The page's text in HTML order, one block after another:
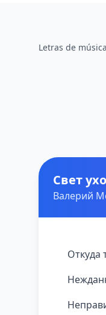
Letras de
Свет
Валерий
Откуда